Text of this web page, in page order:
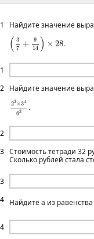
1
1
Найдите значение
( 3
7 +
9
14 ) × 28
(3 7 14 )×
.
2
2
Найдите значение
23×34
63
23×3
.
3
3
Стоимость тетради 32
Сколько рублей стала
4
4
Найдите a из равенства